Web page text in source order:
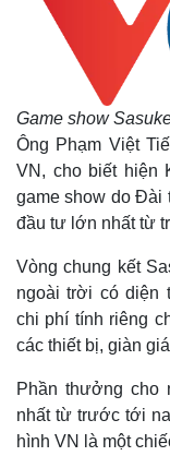
Game show
Ông Phạm Việt
VN, cho biết hiện
game show do Ðài
đầu tư lớn nhất từ
Vòng chung kết
ngoài trời có diện
chi phí tính riêng
các thiết bị, giàn
Phần thưởng cho
nhất từ trước tới
hình VN là một